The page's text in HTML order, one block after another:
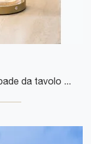
Clicca e ottieni informazioni sulle lampade da tavolo di Riflessi: il modello Giò Giò in metallo ti sta aspettando!